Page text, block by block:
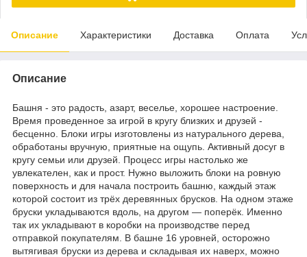
Описание Характеристики Доставка Оплата
Описание
Башня - это радость, азарт, веселье, хорошее настроение.
Время проведенное за игрой в кругу близких и друзей -
бесценно. Блоки игры изготовлены из натурального дерева,
обработаны вручную, приятные на ощупь. Активный досуг в
кругу семьи или друзей. Процесс игры настолько же
увлекателен, как и прост. Нужно выложить блоки на ровную
поверхность и для начала построить башню, каждый этаж
которой состоит из трёх деревянных брусков. На одном этаже
бруски укладываются вдоль, на другом — поперёк. Именно
так их укладывают в коробки на производстве перед
отправкой покупателям. В башне 16 уровней, осторожно
вытягивая бруски из дерева и складывая их наверх, можно